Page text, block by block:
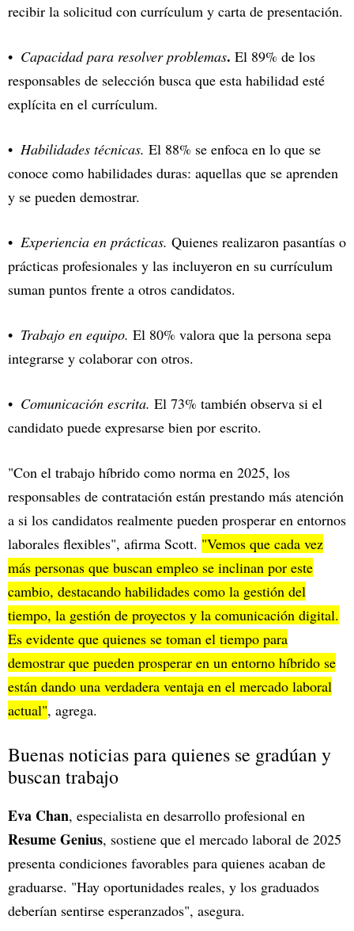
recibir la solicitud con currículum y carta de presentación.
Capacidad para resolver problemas. El 89% de los
responsables de selección busca que esta habilidad esté
explícita en el currículum.
Habilidades técnicas. El 88% se enfoca en lo que se
conoce como habilidades duras: aquellas que se aprenden
y se pueden demostrar.
Experiencia en prácticas. Quienes realizaron pasantías o
prácticas profesionales y las incluyeron en su currículum
suman puntos frente a otros candidatos.
Trabajo en equipo. El 80% valora que la persona sepa
integrarse y colaborar con otros.
Comunicación escrita. El 73% también observa si el
candidato puede expresarse bien por escrito.
"Con el trabajo híbrido como norma en 2025, los
responsables de contratación están prestando más atención
a si los candidatos realmente pueden prosperar en entornos
laborales flexibles", afirma Scott. "Vemos que cada vez
más personas que buscan empleo se inclinan por este
cambio, destacando habilidades como la gestión del
tiempo, la gestión de proyectos y la comunicación digital.
Es evidente que quienes se toman el tiempo para
demostrar que pueden prosperar en un entorno híbrido se
están dando una verdadera ventaja en el mercado laboral
actual", agrega.
Buenas noticias para quienes se gradúan y
buscan trabajo
Eva Chan, especialista en desarrollo profesional en
Resume Genius, sostiene que el mercado laboral de 2025
presenta condiciones favorables para quienes acaban de
graduarse. "Hay oportunidades reales, y los graduados
deberían sentirse esperanzados", asegura.